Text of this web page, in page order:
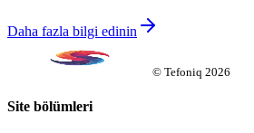
Daha fazla bilgi edinin
© Tefoniq 2026
Site bölümleri